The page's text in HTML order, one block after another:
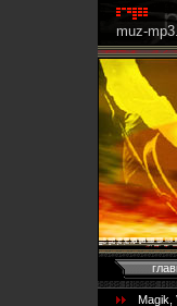
muz-
Magik,